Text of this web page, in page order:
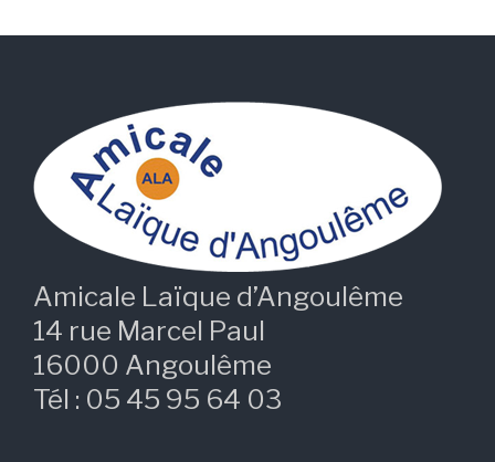
Amicale Laïque d’Angoulême
14 rue Marcel Paul
16000 Angoulême
Tél : 05 45 95 64 03